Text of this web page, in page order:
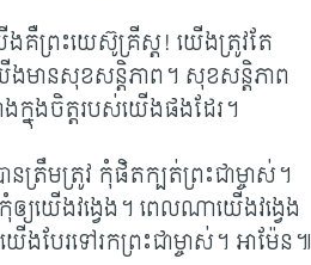
ងគឺ​ព្រះយេស៊ូ​គ្រីស្ត! យើង​​​ត្រូវ​តែ
ើង​​មាន​សុខ​ស​ន្តិ​​ភាព។ សុខ​សន្តិភាព
នុង​ចិត្ត​របស់​យើង​ផង​ដែរ។
ត្រឹមត្រូវ កុំ​ផិត​ក្បត់​ព្រះ​ជា​ម្ចាស់។
យ​យើង​វង្វេង។ ពេល​ណា​យើង​វង្វេង
ង​បែរ​ទៅ​រក​ព្រះ​ជា​ម្ចាស់។ អាម៉ែន៕